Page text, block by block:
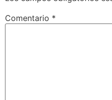
Comentario *